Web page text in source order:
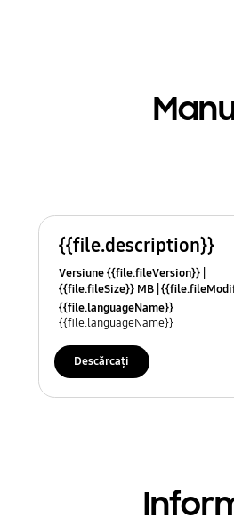
{{file.description}}
Versiune {{file.fileVersion}}
{{file.fileSize}} MB
{{file.osNames}}
{{file.languageName}}
{{file.languageName}}
Descărcați